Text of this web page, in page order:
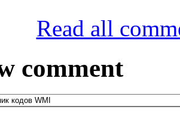
Read all
comment